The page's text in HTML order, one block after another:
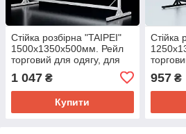
Стійка розбірна "TAIPEI"
1500х1350х500мм. Рейл
торговий для одягу, для
1 047 ₴
Купити
Стійка
957₴